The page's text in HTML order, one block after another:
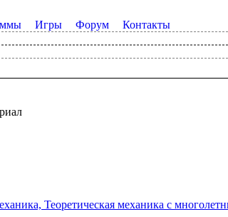
Игры Форум
Контакты
Теоретическая механика с